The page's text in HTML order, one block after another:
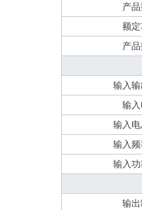
产
额
产
输入
输
输入电
输入频
输入
输